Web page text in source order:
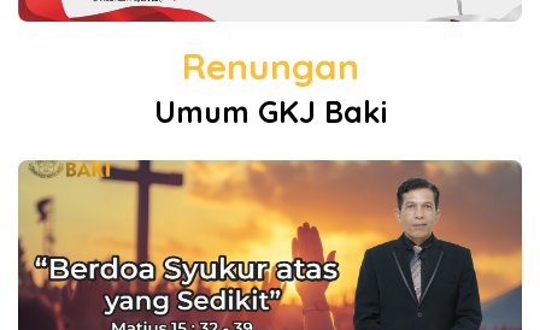
Renungan
Umum GKJ Baki